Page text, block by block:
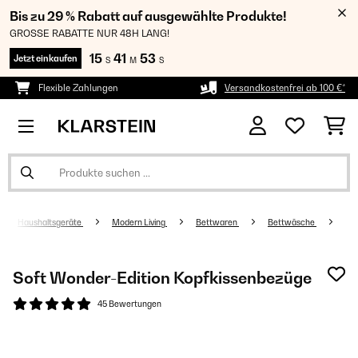
Bis zu 29 % Rabatt auf ausgewählte Produkte!
GROSSE RABATTE NUR 48H LANG!
Jetzt einkaufen 15 S 41 M 53 S
Flexible Zahlungen Versandkostenfrei ab 100 €*
Haushaltsgeräte Modern Living Bettwaren Bettwäsche
Soft Wonder-Edition Kopfkissenbezüge
45 Bewertungen